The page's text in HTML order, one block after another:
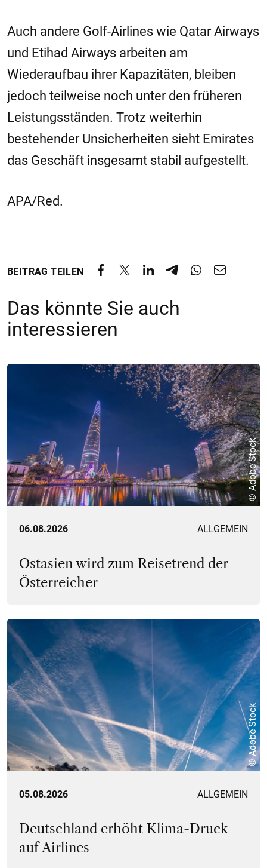
Auch andere Golf-Airlines wie Qatar Airways
und Etihad Airways arbeiten am
Wiederaufbau ihrer Kapazitäten, bleiben
jedoch teilweise noch unter den früheren
Leistungsständen. Trotz weiterhin
bestehender Unsicherheiten sieht Emirates
das Geschäft insgesamt stabil aufgestellt.
APA/Red.
BEITRAG TEILEN
Das könnte Sie auch
interessieren
© Adobe Stock
06.08.2026 ALLGEMEIN
Ostasien wird zum Reisetrend der
Österreicher
© Adobe Stock
05.08.2026 ALLGEMEIN
Deutschland erhöht Klima-Druck
auf Airlines